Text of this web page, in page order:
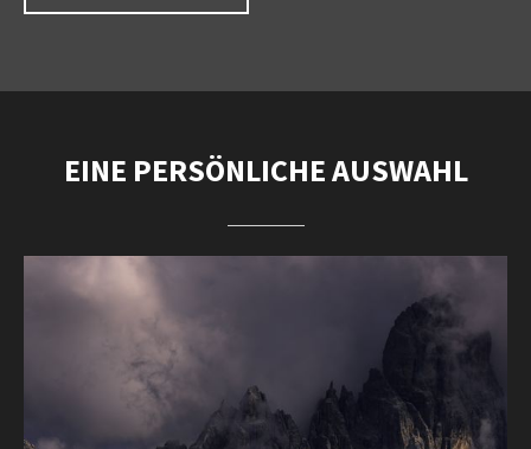
EINE PERSÖNLICHE AUSWAHL